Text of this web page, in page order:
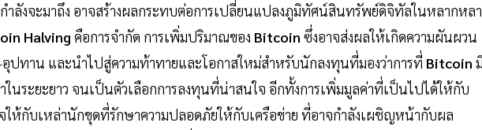
ำลังจะมาถึง อาจสร้างผลกระทบต่อการเปลี่ยนแปลงภูมิทัศน์สินทรัพย์ดิจิทัลในหลากหล
Halving คือการจำกัด การเพิ่มปริมาณของ Bitcoin ซึ่งอาจส่งผลให้เกิดความผันผวน
อุปทาน และนำไปสู่ความท้าทายและโอกาสใหม่สำหรับนักลงทุนที่มองว่าการที่ Bitcoin
นระยะยาว จนเป็นตัวเลือกการลงทุนที่น่าสนใจ อีกทั้งการเพิ่มมูลค่าที่เป็นไปได้ให้กับ
จให้กับเหล่านักขุดที่รักษาความปลอดภัยให้กับเครือข่าย ที่อาจกำลังเผชิญหน้ากับผล